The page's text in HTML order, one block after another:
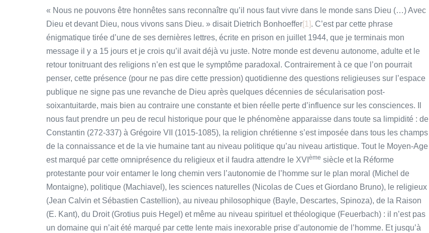
« Nous ne pouvons être honnêtes sans reconnaître qu’il nous faut vivre dans le monde sans Dieu (…) Avec
Dieu et devant Dieu, nous vivons sans Dieu. » disait Dietrich Bonhoeffer[1]. C’est par cette phrase
énigmatique tirée d’une de ses dernières lettres, écrite en prison en juillet 1944, que je terminais mon
message il y a 15 jours et je crois qu’il avait déjà vu juste. Notre monde est devenu autonome, adulte et le
retour tonitruant des religions n’en est que le symptôme paradoxal. Contrairement à ce que l’on pourrait
penser, cette présence (pour ne pas dire cette pression) quotidienne des questions religieuses sur l’espace
publique ne signe pas une revanche de Dieu après quelques décennies de sécularisation post-
soixantuitarde, mais bien au contraire une constante et bien réelle perte d’influence sur les consciences. Il
nous faut prendre un peu de recul historique pour que le phénomène apparaisse dans toute sa limpidité : de
Constantin (272-337) à Grégoire VII (1015-1085), la religion chrétienne s’est imposée dans tous les champs
de la connaissance et de la vie humaine tant au niveau politique qu’au niveau artistique. Tout le Moyen-Age
est marqué par cette omniprésence du religieux et il faudra attendre le XVI ème siècle et la Réforme
protestante pour voir entamer le long chemin vers l’autonomie de l’homme sur le plan moral (Michel de
Montaigne), politique (Machiavel), les sciences naturelles (Nicolas de Cues et Giordano Bruno), le religieux
(Jean Calvin et Sébastien Castellion), au niveau philosophique (Bayle, Descartes, Spinoza), de la Raison
(E. Kant), du Droit (Grotius puis Hegel) et même au niveau spirituel et théologique (Feuerbach) : il n’est pas
un domaine qui n’ait été marqué par cette lente mais inexorable prise d’autonomie de l’homme. Et jusqu’à